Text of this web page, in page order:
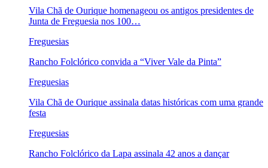
Vila Chã de Ourique homenageou os antigos presidentes de
Junta de Freguesia nos 100…
Freguesias
Rancho Folclórico convida a “Viver Vale da Pinta”
Freguesias
Vila Chã de Ourique assinala datas históricas com uma grande
festa
Freguesias
Rancho Folclórico da Lapa assinala 42 anos a dançar